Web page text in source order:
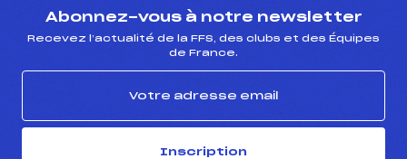
Abonnez-vous à notre newsletter
Recevez l’actualité de la FFS, des clubs et des Équipes
de France.
Inscription